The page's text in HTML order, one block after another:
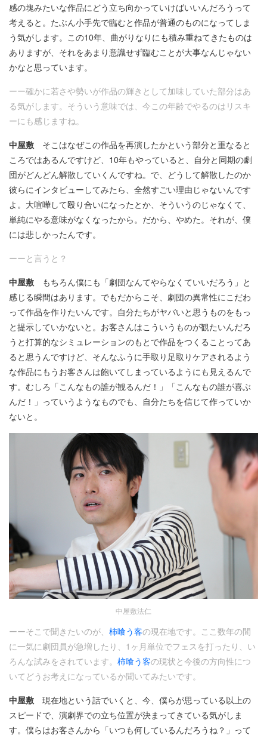
感の塊みたいな作品にどう立ち向かっていけばいいんだろうって
考えると。たぶん小手先で臨むと作品が普通のものになってしま
う気がします。この10年、曲がりなりにも積み重ねてきたものは
ありますが、それをあまり意識せず臨むことが大事なんじゃない
かなと思っています。
ーー確かに若さや勢いが作品の輝きとして加味していた部分はあ
る気がします。そういう意味では、今この年齢でやるのはリスキ
ーにも感じますね。
中屋敷 そこはなぜこの作品を再演したかという部分と重なると
ころではあるんですけど、10年もやっていると、自分と同期の劇
団がどんどん解散していくんですね。で、どうして解散したのか
彼らにインタビューしてみたら、全然すごい理由じゃないんです
よ。大喧嘩して殴り合いになったとか、そういうのじゃなくて、
単純にやる意味がなくなったから。だから、やめた。それが、僕
には悲しかったんです。
ーーと言うと？
中屋敷 もちろん僕にも「劇団なんてやらなくていいだろう」と
感じる瞬間はあります。でもだからこそ、劇団の異常性にこだわ
って作品を作りたいんです。自分たちがヤバいと思うものをもっ
と提示していかないと。お客さんはこういうものが観たいんだろ
うと打算的なシミュレーションのもとで作品をつくることってあ
ると思うんですけど、そんなふうに手取り足取りケアされるよう
な作品にもうお客さんは飽いてしまっているようにも見えるんで
す。むしろ「こんなもの誰が観るんだ！」「こんなもの誰が喜ぶ
んだ！」っていうようなものでも、自分たちを信じて作っていか
ないと。
中屋敷法仁
ーーそこで聞きたいのが、 柿喰う客の現在地です。ここ数年の間
に一気に劇団員が急増したり、1ヶ月単位でフェスを打ったり、い
ろんな試みをされています。 柿喰う客の現状と今後の方向性につ
いてどうお考えになっているか聞いてみたいです。
中屋敷 現在地という話でいくと、今、僕らが思っている以上の
スピードで、演劇界での立ち位置が決まってきている気がしま
す。僕らはお客さんから「いつも何しているんだろうね？」って